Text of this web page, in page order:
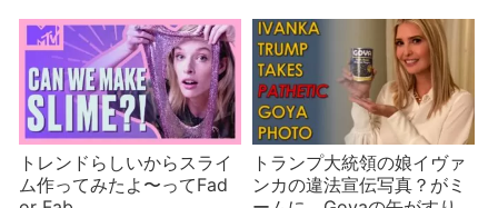
トレンドらしいからスライ
ム作ってみたよ〜ってFad
トランプ大統領の娘イヴァ
ンカの違法宣伝写真？がミ